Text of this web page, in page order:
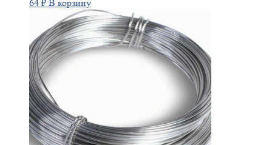
64 ₽ В корзину